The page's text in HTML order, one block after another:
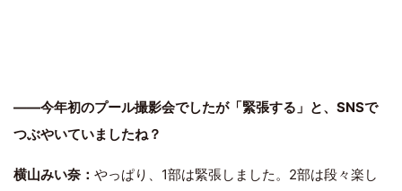
――今年初のプール撮影会でしたが「緊張する」と、SNSで
つぶやいていましたね？
横山みい奈： やっぱり、1部は緊張しました。2部は段々楽し